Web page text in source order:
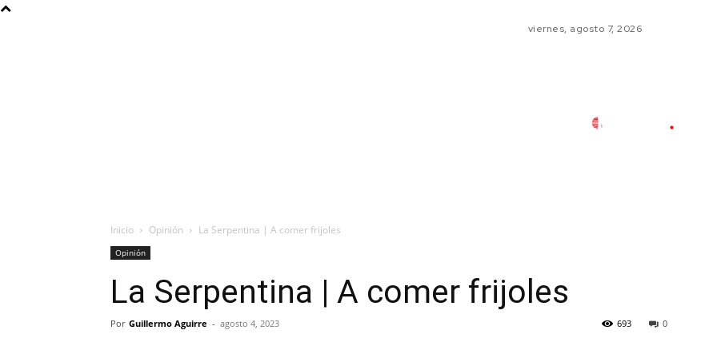
viernes, agosto 7, 2026
Inicio Opinión La Serpentina | A comer frijoles
Opinión
La Serpentina | A comer frijoles
Por Guillermo Aguirre - agosto 4, 2023 0
693